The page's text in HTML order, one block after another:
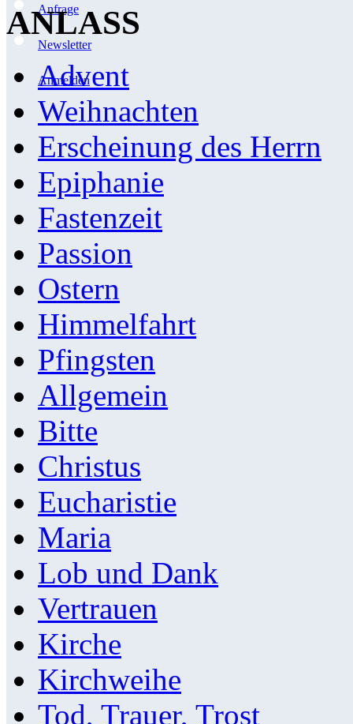
Anfrage
Newsletter
Anmelden
ANLASS
Advent
Weihnachten
Erscheinung des Herrn
Epiphanie
Fastenzeit
Passion
Ostern
Himmelfahrt
Pfingsten
Allgemein
Bitte
Christus
Eucharistie
Maria
Lob und Dank
Vertrauen
Kirche
Kirchweihe
Tod, Trauer, Trost